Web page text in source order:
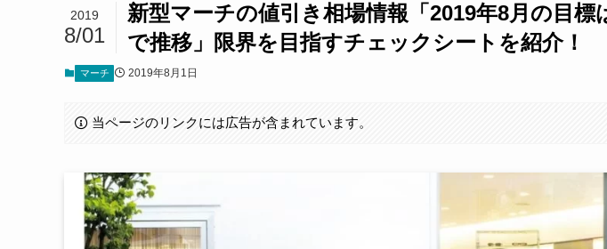
新型マーチの値引き相場情報「2019年8月の目標
で推移」限界を目指すチェックシートを紹介！
2019
8/01
マーチ 2019年8月1日
当ページのリンクには広告が含まれています。